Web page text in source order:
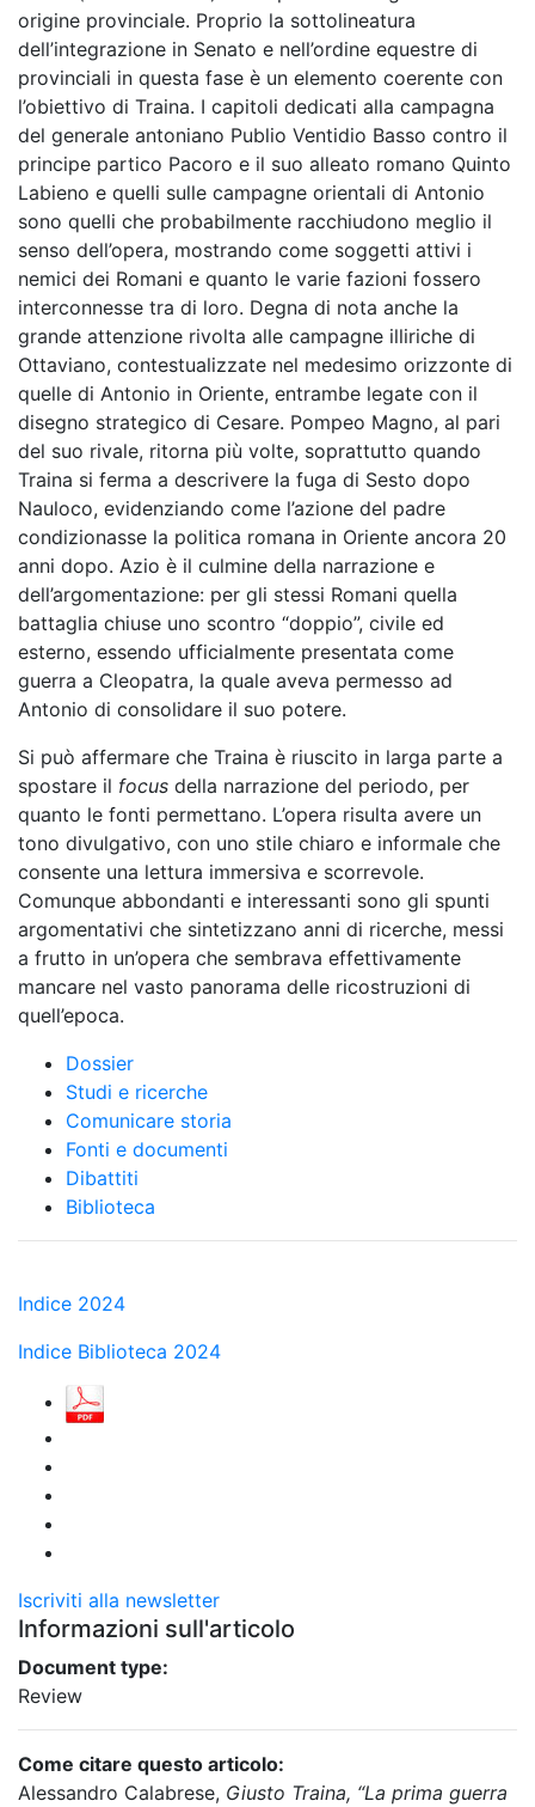
origine provinciale. Proprio la sottolineatura
dell’integrazione in Senato e nell’ordine equestre di
provinciali in questa fase è un elemento coerente con
l’obiettivo di Traina. I capitoli dedicati alla campagna
del generale antoniano Publio Ventidio Basso contro il
principe partico Pacoro e il suo alleato romano Quinto
Labieno e quelli sulle campagne orientali di Antonio
sono quelli che probabilmente racchiudono meglio il
senso dell’opera, mostrando come soggetti attivi i
nemici dei Romani e quanto le varie fazioni fossero
interconnesse tra di loro. Degna di nota anche la
grande attenzione rivolta alle campagne illiriche di
Ottaviano, contestualizzate nel medesimo orizzonte di
quelle di Antonio in Oriente, entrambe legate con il
disegno strategico di Cesare. Pompeo Magno, al pari
del suo rivale, ritorna più volte, soprattutto quando
Traina si ferma a descrivere la fuga di Sesto dopo
Nauloco, evidenziando come l’azione del padre
condizionasse la politica romana in Oriente ancora 20
anni dopo. Azio è il culmine della narrazione e
dell’argomentazione: per gli stessi Romani quella
battaglia chiuse uno scontro “doppio”, civile ed
esterno, essendo ufficialmente presentata come
guerra a Cleopatra, la quale aveva permesso ad
Antonio di consolidare il suo potere.
Si può affermare che Traina è riuscito in larga parte a
spostare il focus della narrazione del periodo, per
quanto le fonti permettano. L’opera risulta avere un
tono divulgativo, con uno stile chiaro e informale che
consente una lettura immersiva e scorrevole.
Comunque abbondanti e interessanti sono gli spunti
argomentativi che sintetizzano anni di ricerche, messi
a frutto in un’opera che sembrava effettivamente
mancare nel vasto panorama delle ricostruzioni di
quell’epoca.
Dossier
Studi e ricerche
Comunicare storia
Fonti e documenti
Dibattiti
Biblioteca
Indice 2024
Indice Biblioteca 2024
Iscriviti alla newsletter
Informazioni sull'articolo
Document type:
Review
Come citare questo articolo:
Alessandro Calabrese, Giusto Traina, “La prima guerra